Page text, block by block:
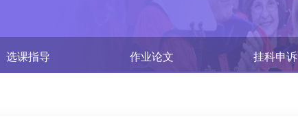
选课指导 作业论文 挂科申诉